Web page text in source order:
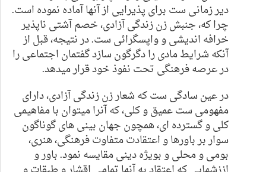
دیر زمانی ست برای پذیرایی از آنها آماده نموده است.
چرا که،جنبشزن زندگی آزادی، خصم آشتی ناپذیر
خرافه اندیشی و واپسگرائیست. در نتیجه، قبل از
آنکه شرایط مادی را دگرگون سازد گفتمان اجتماعی را
در عرصه فرهنگی تحت نفوذ خود قرار میدهد.
در عین سادگی ست که شعار زن زندگی آزادی، دارای
مفهومی ست عمیق و کلی، که آنرا میتوان با مفاهیمی
کلی و گسترده ای، همچون جهان بینی های گوناگون
سوار بر باورها و اعتقادت متفاوت فرهنگی، هنری،
بومی و محلی و بویژه دینی مقایسه نمود. باور و